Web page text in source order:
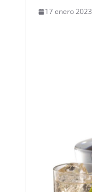
17 enero 2023